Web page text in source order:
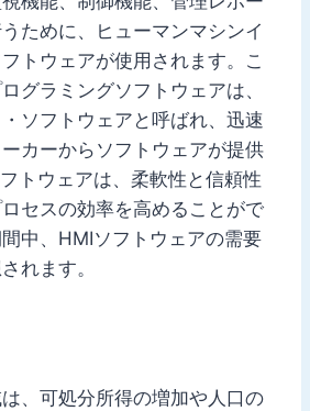
ために、ヒューマンマシンイ
トウェアが使用されます。こ
グラミングソフトウェアは、
ソフトウェアと呼ばれ、迅速
カーからソフトウェアが提供
トウェアは、柔軟性と信頼性
セスの効率を高めることがで
中、HMIソフトウェアの需要
れます。
、可処分所得の増加や人口の